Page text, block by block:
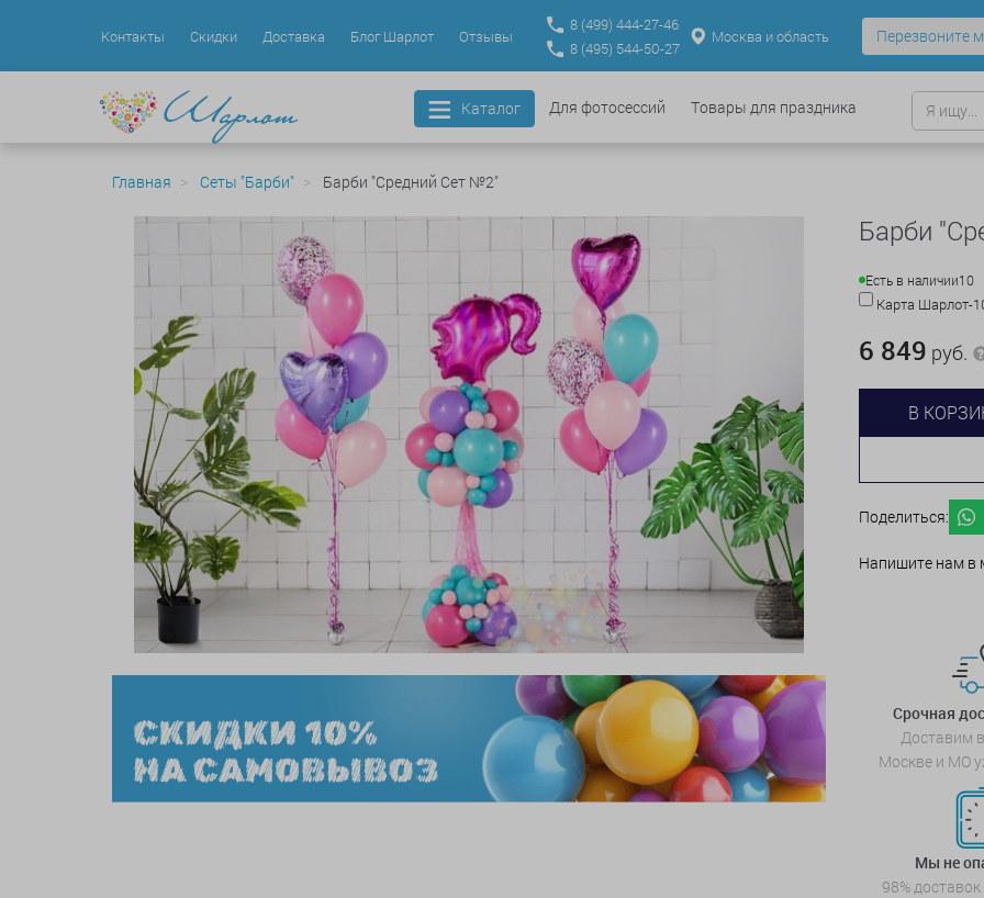
Контакты Скидки Доставка Блог Шарлот Отзывы
8 (499) 444-27-46
8 (495) 544-50-27
Москва и область Перезвоните
Каталог Для фотосессий Товары для праздника
Главная Сеты "Барби" Барби "Средний Сет №2"
Барби
Есть в наличии10
Карта Шарлот-
6 849 руб.
В
Поделиться:
Напишите нам в
Срочная
Доставим
Москве и МО
Мы не
98%